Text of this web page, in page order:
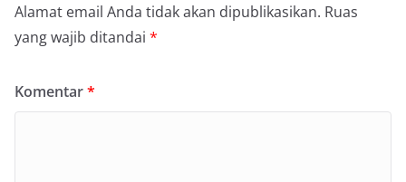
Alamat email Anda tidak akan dipublikasikan. Ruas
yang wajib ditandai *
Komentar*